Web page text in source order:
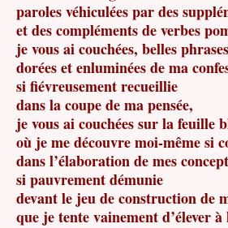
paroles véhiculées par des
et des compléments de verbes
je vous ai couchées, belles phrases
dorées et enluminées de ma
si fiévreusement recueillie
dans la coupe de ma pensée,
je vous ai couchées sur la feuille
où je me découvre moi-même si
dans l’élaboration de mes
si pauvrement démunie
devant le jeu de construction de
que je tente vainement d’élever